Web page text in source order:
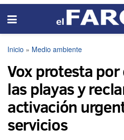
Inicio » Medio ambiente
Vox protesta
las playas y
activación
servicios